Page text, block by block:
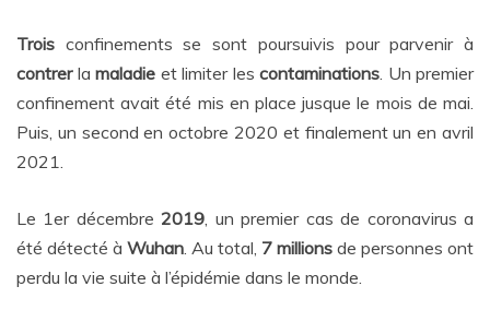
Trois confinements se sont poursuivis pour parvenir à
contrer la maladie et limiter les contaminations Un premier
confinement avait été mis en place jusque le mois de mai.
Puis, un second en octobre 2020 et finalement un en avril
2021.
Le 1er décembre 2019 , un premier cas de coronavirus a
été détecté à Wuhan . Au total, 7 millions de personnes ont
perdu la vie suite à l’épidémie dans le monde.